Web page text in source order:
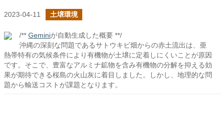
2023-04-11 土壌環境
/** Geminiが自動生成した概要 **/
沖縄の深刻な問題であるサトウキビ畑からの赤土流出は、亜
熱帯特有の気候条件により有機物が土壌に定着しにくいことが原因
です。そこで、豊富なアルミナ鉱物を含み有機物の分解を抑える効
果が期待できる桜島の火山灰に着目しました。しかし、地理的な問
題から輸送コストが課題となります。